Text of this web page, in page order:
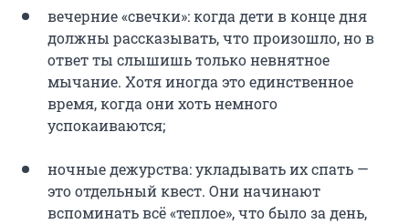
вечерние «свечки»: когда дети в конце дня
должны рассказывать, что произошло, но в
ответ ты слышишь только невнятное
мычание. Хотя иногда это единственное
время, когда они хоть немного
успокаиваются;
ночные дежурства: укладывать их спать —
это отдельный квест. Они начинают
вспоминать всё «теплое», что было за день,